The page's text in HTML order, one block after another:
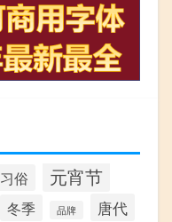
习俗 元宵节
冬季 品牌 唐代